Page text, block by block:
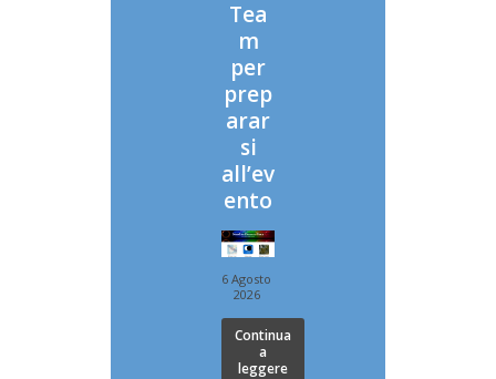
Tea
m
per
prep
arar
si
all’ev
ento
6 Agosto
2026
Continua
a
leggere